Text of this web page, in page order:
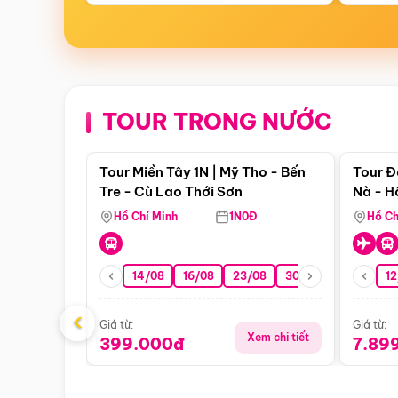
TOUR TRONG NƯỚC
Điểm nổi bật
Tour Miền Tây 1N | Mỹ Tho - Bến
Tre - Cù Lao Thới Sơn
Hồ Chí Minh 1N0Đ
14/08 16/08 23/08 30/08 06/09
Giá từ:
399.000đ Xem chi tiết
Tour
Nà -
Nha
Hồ
Giá từ:
‹